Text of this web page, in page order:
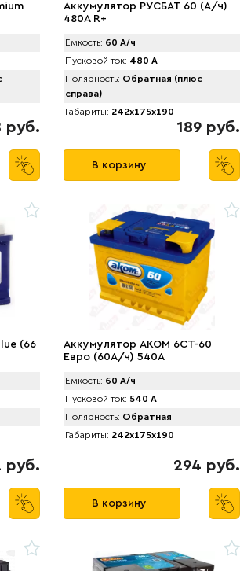
руб.
Аккумулятор РУСБАТ 60 (А/ч)
480A R+
Емкость: 60 А/ч
Пусковой ток: 480 А
Полярность: Обратная (плюс
справа)
Габариты: 242x175x190
189 руб.
В корзину
(66
руб.
Аккумулятор AKOM 6CT-60
Евро (60А/ч) 540А
Емкость: 60 А/ч
Пусковой ток: 540 А
Полярность: Обратная
Габариты: 242x175x190
294 руб.
В корзину